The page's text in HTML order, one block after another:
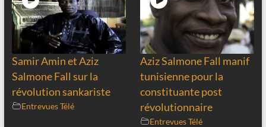
Samir Amin et Aziz
Salmone Fall sur la
révolution sankariste
Entrevues Télé
Aziz Salmone Fall manif
tunisienne pour la
constituante post
révolutionnaire
Entrevues Télé